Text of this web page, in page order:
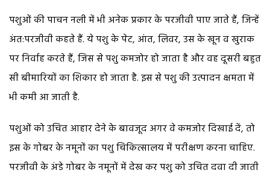
पशुओं की पाचन नली में भी अनेक प्रकार के परजीवी पाए जाते हैं, जिन्हें
अंत:परजीवी कहते हैं. ये पशु के पेट, आंत, लिवर, उस के खून व खुराक
पर निर्वाह करते हैं, जिस से पशु कमजोर हो जाता है और वह दूसरी बहुत
सी बीमारियों का शिकार हो जाता है. इस से पशु की उत्पादन क्षमता में
भी कमी आ जाती है.
पशुओं को उचित आहार देने के बावजूद अगर वे कमजोर दिखाई दें, तो
इस के गोबर के नमूनों का पशु चिकित्सालय में परीक्षण करना चाहिए.
परजीवी के अंडे गोबर के नमूनों में देख कर पशु को उचित दवा दी जाती